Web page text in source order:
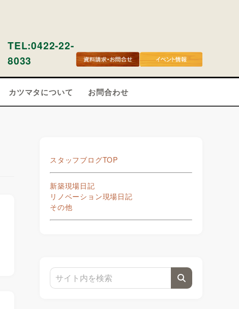
TEL:0422-22-
8033
カツマタについて お問合わせ
スタッフブログTOP
新築現場日記
リノベーション現場日記
その他